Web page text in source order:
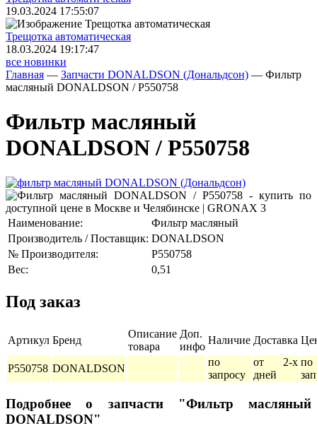
19.03.2024 17:55:07
Трещoтка автоматическая
18.03.2024 19:17:47
все новинки
Главная — Запчасти DONALDSON (Дональдсон) — Фильтр
масляный DONALDSON / P550758
Фильтр масляный
DONALDSON / P550758
Наименование:
Фильтр масляный
Производитель / Поставщик: DONALDSON
№ Производителя:
P550758
Вес:
0,51
Под заказ
Артикул Бренд
Описание
товара
Доп.
инфо
Наличие Доставка
P550758 DONALDSON
по
запросу
от 2-х
дней
по
Подробнее о запчасти "Фильтр масляный
DONALDSON"